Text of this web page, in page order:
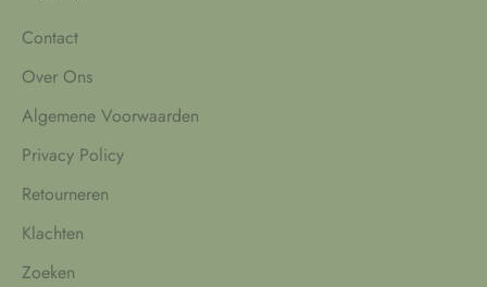
Contact
Over Ons
Algemene Voorwaarden
Privacy Policy
Retourneren
Klachten
Zoeken